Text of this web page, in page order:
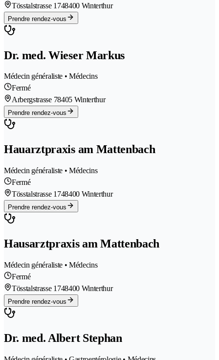
Tösstalstrasse 1748400 Winterthur
Prendre rendez-vous
Dr. med. Wieser Markus
Médecin généraliste • Médecins
Fermé
Arbergstrasse 78405 Winterthur
Prendre rendez-vous
Hauarztpraxis am Mattenbach
Médecin généraliste • Médecins
Fermé
Tösstalstrasse 1748400 Winterthur
Prendre rendez-vous
Hausarztpraxis am Mattenbach
Médecin généraliste • Médecins
Fermé
Tösstalstrasse 1748400 Winterthur
Prendre rendez-vous
Dr. med. Albert Stephan